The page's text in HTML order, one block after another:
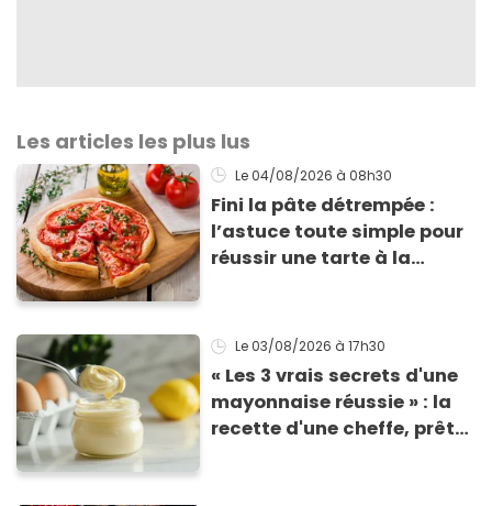
Les articles les plus lus
Le 04/08/2026 à 08h30
Fini la pâte détrempée :
l’astuce toute simple pour
réussir une tarte à la
Le 03/08/2026 à 17h30
« Les 3 vrais secrets d'une
mayonnaise réussie » : la
recette d'une cheffe, prête